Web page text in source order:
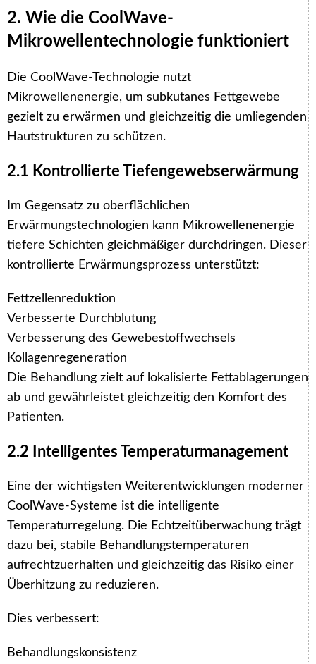
2. Wie die CoolWave-
Mikrowellentechnologie funktioniert
Die CoolWave-Technologie nutzt
Mikrowellenenergie, um subkutanes Fettgewebe
gezielt zu erwärmen und gleichzeitig die umliegenden
Hautstrukturen zu schützen.
2.1 Kontrollierte Tiefengewebserwärmung
Im Gegensatz zu oberflächlichen
Erwärmungstechnologien kann Mikrowellenenergie
tiefere Schichten gleichmäßiger durchdringen. Dieser
kontrollierte Erwärmungsprozess unterstützt:
Fettzellenreduktion
Verbesserte Durchblutung
Verbesserung des Gewebestoffwechsels
Kollagenregeneration
Die Behandlung zielt auf lokalisierte Fettablagerungen
ab und gewährleistet gleichzeitig den Komfort des
Patienten.
2.2 Intelligentes Temperaturmanagement
Eine der wichtigsten Weiterentwicklungen moderner
CoolWave-Systeme ist die intelligente
Temperaturregelung. Die Echtzeitüberwachung trägt
dazu bei, stabile Behandlungstemperaturen
aufrechtzuerhalten und gleichzeitig das Risiko einer
Überhitzung zu reduzieren.
Dies verbessert:
Behandlungskonsistenz